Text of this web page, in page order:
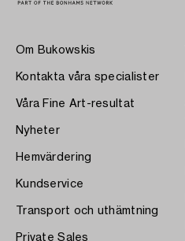
Om Bukowskis
Kontakta våra specialister
Våra Fine Art-resultat
Nyheter
Hemvärdering
Kundservice
Transport och uthämtning
Private Sales